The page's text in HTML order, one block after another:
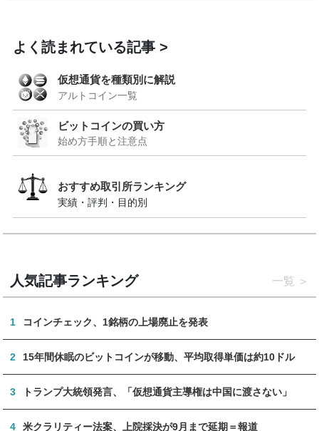
よく読まれている記事
仮想通貨を種類別に解説
アルトコイン一覧
ビットコインの買い方
始め方手順と注意点
おすすめ取引所ランキング
実績・評判・目的別
人気記事ランキング 一覧
1 コインチェック、1銘柄の上場廃止を発表
2 15年間休眠のビットコインが移動、平均取得単価は約10ドル
3 トランプ大統領発言、「仮想通貨主導権は中国に渡さない」
4 米クラリティー法案、上院採決が9月まで延期＝報道